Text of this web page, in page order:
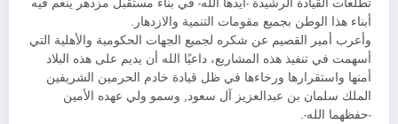
أبناء هذا الوطن بجميع مقومات التنمية والازدهار.
وأعرب أمير القصيم عن شكره لجميع الجهات الحكومية والأهلية التي
أسهمت في تنفيذ هذه المشاريع، داعيًا الله أن يديم على هذه البلاد
أمنها واستقرارها ورخاءها في ظل قيادة خادم الحرمين الشريفين
الملك سلمان بن عبدالعزيز آل سعود, وسمو ولي عهده الأمين
-حفظهما الله-.